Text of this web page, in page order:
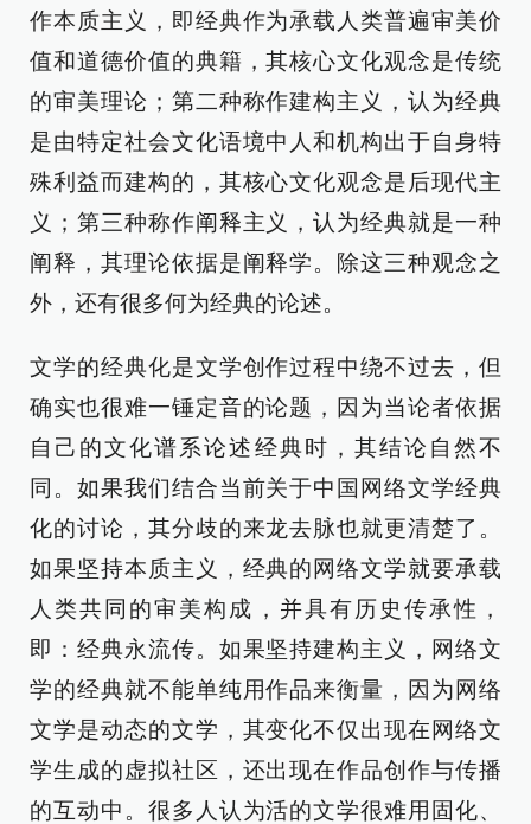
作本质主义，即经典作为承载人类普遍审美价
值和道德价值的典籍，其核心文化观念是传统
的审美理论；第二种称作建构主义，认为经典
是由特定社会文化语境中人和机构出于自身特
殊利益而建构的，其核心文化观念是后现代主
义；第三种称作阐释主义，认为经典就是一种
阐释，其理论依据是阐释学。除这三种观念之
外，还有很多何为经典的论述。
文学的经典化是文学创作过程中绕不过去，但
确实也很难一锤定音的论题，因为当论者依据
自己的文化谱系论述经典时，其结论自然不
同。如果我们结合当前关于中国网络文学经典
化的讨论，其分歧的来龙去脉也就更清楚了。
如果坚持本质主义，经典的网络文学就要承载
人类共同的审美构成，并具有历史传承性，
即：经典永流传。如果坚持建构主义，网络文
学的经典就不能单纯用作品来衡量，因为网络
文学是动态的文学，其变化不仅出现在网络文
学生成的虚拟社区，还出现在作品创作与传播
的互动中。很多人认为活的文学很难用固化、